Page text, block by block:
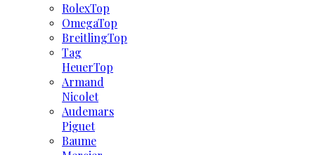
RolexTop
OmegaTop
BreitlingTop
Tag
HeuerTop
Armand
Nicolet
Audemars
Piguet
Baume